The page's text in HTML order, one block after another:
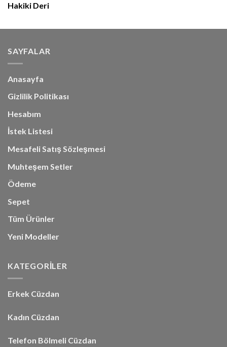
Hakiki Deri
SAYFALAR
Anasayfa
Gizlilik Politikası
Hesabım
İstek Listesi
Mesafeli Satış Sözleşmesi
Muhteşem Setler
Ödeme
Sepet
Tüm Ürünler
Yeni Modeller
KATEGORİLER
Erkek Cüzdan
Kadın Cüzdan
Telefon Bölmeli Cüzdan